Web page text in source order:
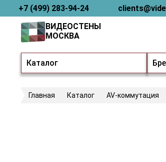
+7 (499) 283-94-24
Каталог
ВИДЕОСТЕНЫ
МОСКВА
Главная Каталог AV-коммутация